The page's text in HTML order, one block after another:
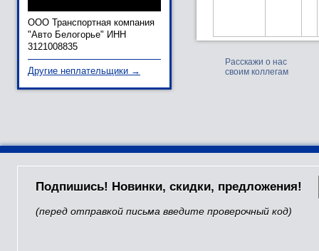
ООО Транспортная компания
"Авто Белогорье" ИНН
3121008835
Другие неплательщики →
Расскажи о нас
своим коллегам
Подпишись! Новинки, скидки, предложения!
(перед отправкой письма введите проверочный код)